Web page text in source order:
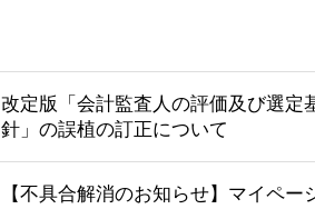
改定版「会計監査人の評価及び選定
針」の誤植の訂正について
【不具合解消のお知らせ】マイペー